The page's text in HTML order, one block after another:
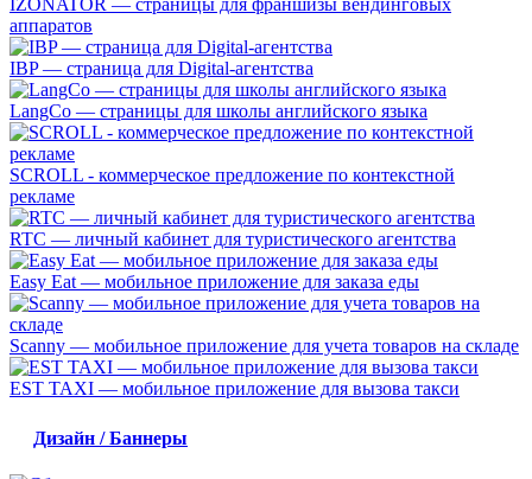
IZONATOR — страницы для франшизы вендинговых
аппаратов
IBP — страница для Digital-агентства
LangCo — страницы для школы английского языка
SCROLL - коммерческое предложение по контекстной
рекламе
RTC — личный кабинет для туристического агентства
Easy Eat — мобильное приложение для заказа еды
Scanny — мобильное приложение для учета товаров на складе
EST TAXI — мобильное приложение для вызова такси
Дизайн / Баннеры